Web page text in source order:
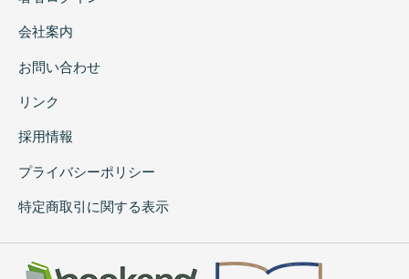
会社案内
お問い合わせ
リンク
採用情報
プライバシーポリシー
特定商取引に関する表示